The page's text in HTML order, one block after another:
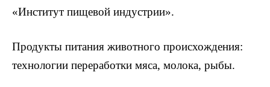
«Институт пищевой индустрии».
Продукты питания животного происхождения:
технологии переработки мяса, молока, рыбы.